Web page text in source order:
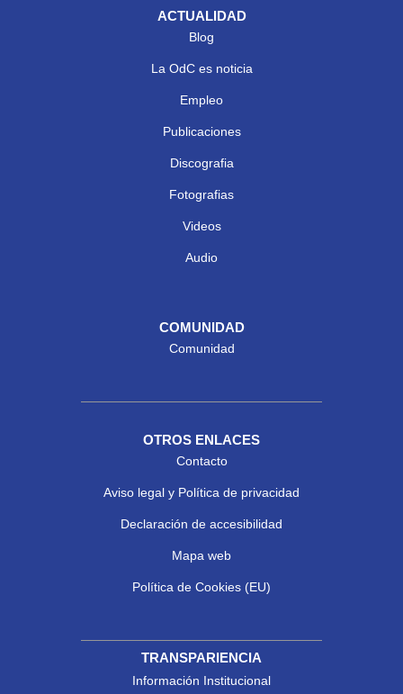
ACTUALIDAD
Blog
La OdC es noticia
Empleo
Publicaciones
Discografia
Fotografias
Videos
Audio
COMUNIDAD
Comunidad
OTROS ENLACES
Contacto
Aviso legal y Política de privacidad
Declaración de accesibilidad
Mapa web
Política de Cookies (EU)
TRANSPARIENCIA
Información Institucional